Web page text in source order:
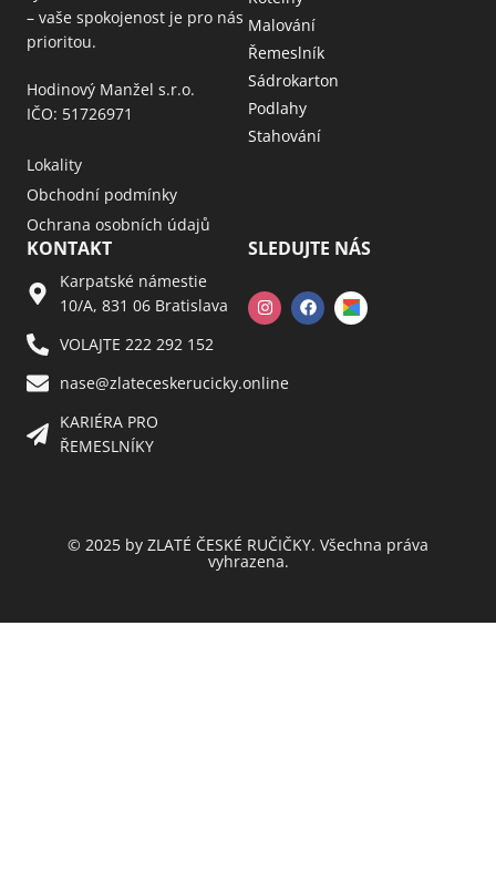
– vaše spokojenost je pro nás
prioritou.
Hodinový Manžel s.r.o.
IČO: 51726971
Lokality
Obchodní podmínky
Ochrana osobních údajů
Malování
Řemeslník
Sádrokarton
Podlahy
Stahování
KONTAKT
Karpatské námestie
10/A, 831 06 Bratislava
VOLAJTE 222 292 152
nase@zlateceskerucicky.online
KARIÉRA PRO
ŘEMESLNÍKY
SLEDUJTE NÁS
© 2025 by ZLATÉ ČESKÉ RUČIČKY. Všechna práva
vyhrazena.